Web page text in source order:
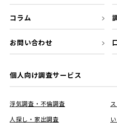
コラム
お問い合わせ
個人向け調査サービス
浮気調査・不倫調査
人探し・家出調査